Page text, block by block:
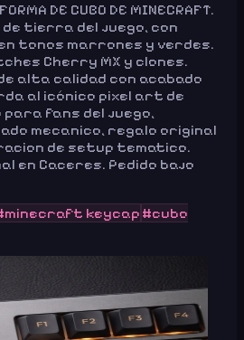
DE CUBO DE MINECRAFT.
de tierra del juego, con
tonos marrones y verdes.
Cherry MX y clones.
alta calidad con acabado
al icónico pixel art de
fans del juego,
mecanico, regalo original
de setup tematico.
en Caceres. Pedido bajo
minecraft keycap #cubo